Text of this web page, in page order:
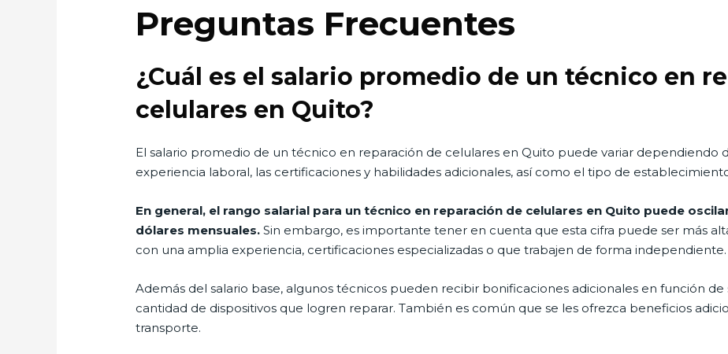
Preguntas Frecuentes
¿Cuál es el salario promedio de un técnico en
celulares en Quito?
El salario promedio de un técnico en reparación de celulares en Quito puede variar dependiendo
experiencia laboral, las certificaciones y habilidades adicionales, así como el tipo de
En general, el rango salarial para un técnico en reparación de celulares en Quito puede
dólares mensuales. Sin embargo, es importante tener en cuenta que esta cifra puede ser más
con una amplia experiencia, certificaciones especializadas o que trabajen de forma independiente.
Además del salario base, algunos técnicos pueden recibir bonificaciones adicionales en función
cantidad de dispositivos que logren reparar. También es común que se les ofrezca beneficios
transporte.